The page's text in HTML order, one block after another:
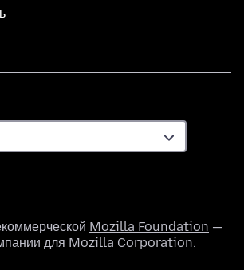
Mozilla Foundation —
для Mozilla Corporation.